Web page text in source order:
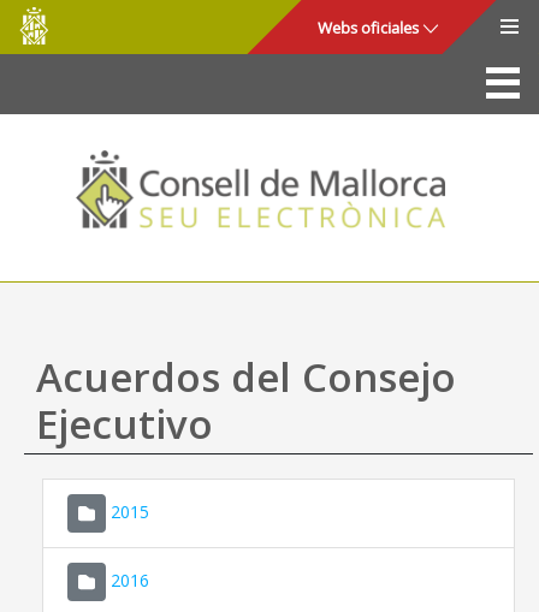
Saltar al contenido principal
Consell
de
Mallorca
Webs oficiales
La Sede
Consejo de Mallorca
Acceso y seguridad
Utilidades
Mapa web
Ayuda
Acuerdos del Consejo
Ejecutivo
2015
2016